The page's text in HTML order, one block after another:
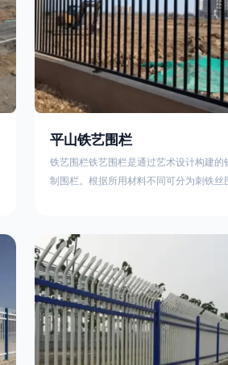
性。17631598285
平山铁艺围栏
铁艺围栏铁艺围栏是通过艺术设计构建的
制围栏。根据所用材料不同可分为刺铁丝
栏、水泥围栏等。铁艺围栏是通过艺术设
铁质或钢制围栏。根据所用材料不同可分
围栏、电围栏、木桩围栏、生物围栏、铁
栏、沟围栏、土墙围栏、石块墙围栏、柳
PVC围栏、水泥围栏等。如果您需要使用
栏，建议